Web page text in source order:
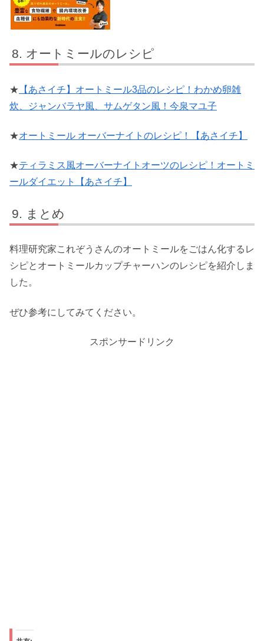
オートミールのレシピ
★ 【あさイチ】オートミール3品のレシピ！わかめ卵雑
炊、ジャンバラヤ風、サムゲタン風！今泉マユ子
★オートミール オーバーナイトのレシピ！【あさイチ】
★ティラミス風オーバーナイトオーツのレシピ！オートミ
ールダイエット【あさイチ】
まとめ
料理研究家これぞうさんのオートミールをごはん化するレ
シピとオートミールカップチャーハンのレシピを紹介しま
した。
ぜひ参考にしてみてください。
スポンサードリンク